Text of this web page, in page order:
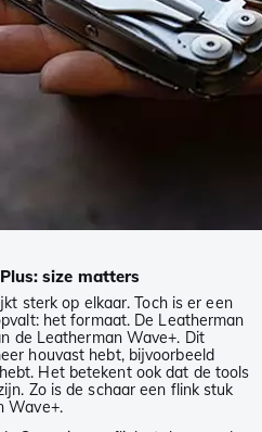
size matters
sterk op elkaar. Toch is er een
het formaat. De Leatherman
de Leatherman Wave+. Dit
houvast hebt, bijvoorbeeld
Het betekent ook dat de tools
Zo is de schaar een flink stuk
Wave+.